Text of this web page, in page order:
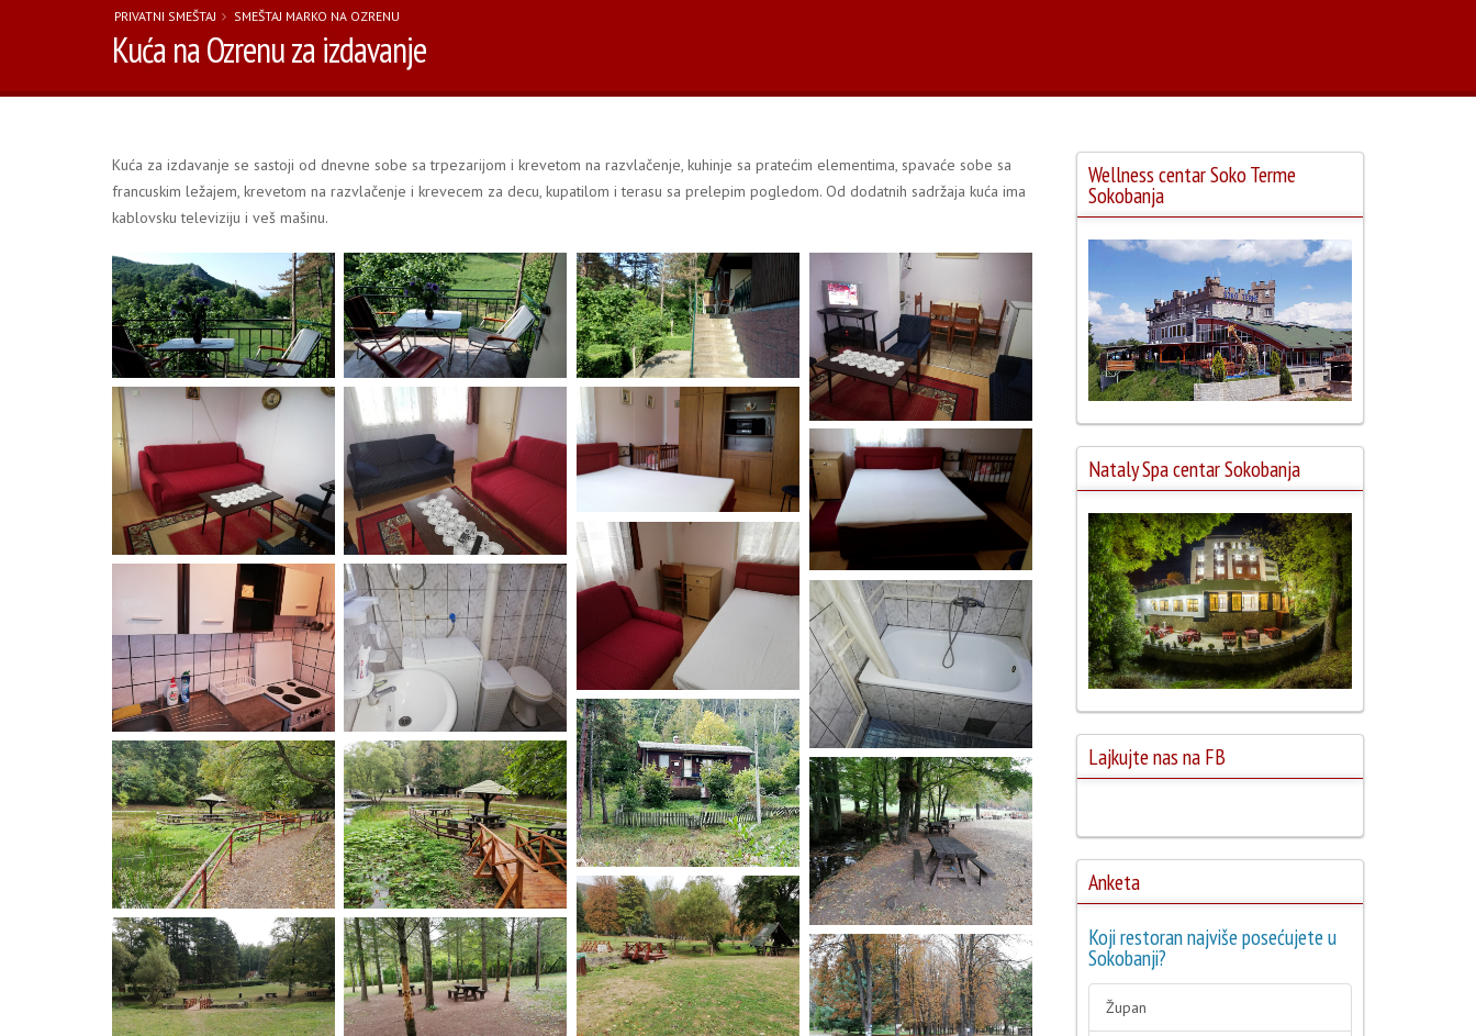
PRIVATNI SMEŠTAJ SMEŠTAJ MARKO NA OZRENU
Kuća na Ozrenu za izdavanje
Kuća za izdavanje se sastoji od dnevne sobe sa trpezarijom i krevetom na razvlačenje, kuhinje sa pratećim elementima, spavaće sobe sa
francuskim ležajem, krevetom na razvlačenje i krevecem za decu, kupatilom i terasu sa prelepim pogledom. Od dodatnih sadržaja kuća ima
kablovsku televiziju i veš mašinu.
Wellness centar Soko Terme
Sokobanja
Nataly Spa centar Sokobanja
Lajkujte nas na FB
Anketa
Koji restoran najviše posećujete u
Sokobanji?
Župan